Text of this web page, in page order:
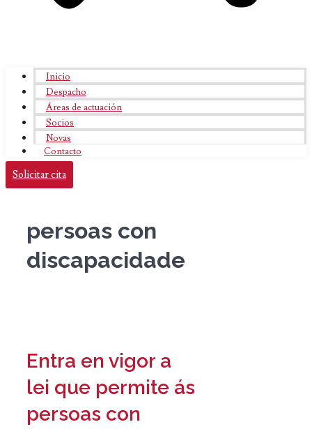
Inicio
Despacho
Áreas de actuación
Socios
Novas
Contacto
Solicitar cita
persoas con
discapacidade
Entra en vigor a
lei que permite ás
persoas con